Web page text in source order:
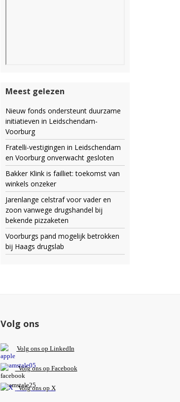
Meest gelezen
Nieuw fonds ondersteunt duurzame
initiatieven in Leidschendam-
Voorburg
Fratelli-vestigingen in Leidschendam
en Voorburg onverwacht gesloten
Bakker Klink is failliet: toekomst van
winkels onzeker
Jarenlange celstraf voor vader en
zoon vanwege drugshandel bij
bekende pizzaketen
Voorburgs pand mogelijk betrokken
bij Haags drugslab
Volg ons
Volg ons op LinkedIn
Volg ons op Facebook
Volg ons op X